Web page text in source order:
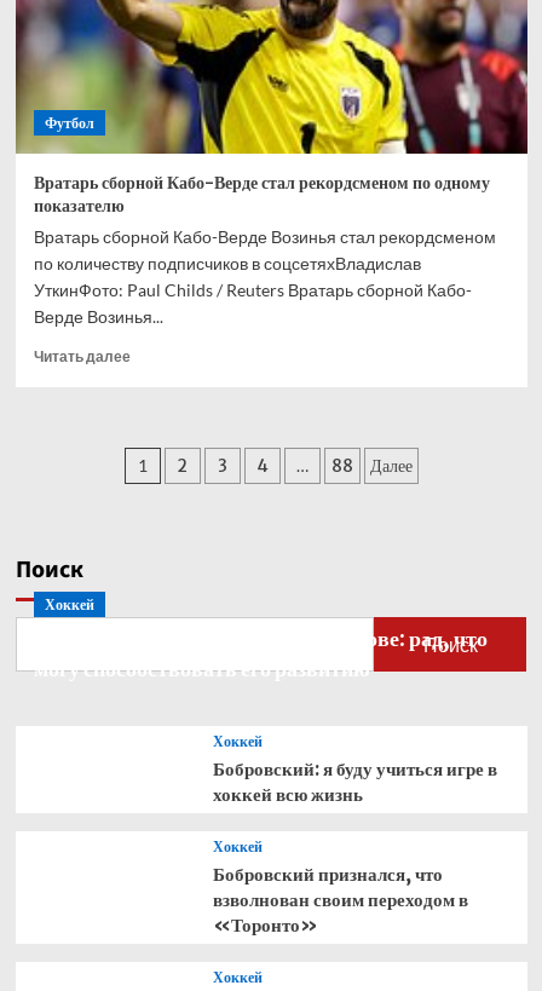
не
выиграет
РПЛ
Футбол
Вратарь сборной Кабо-Верде стал рекордсменом по одному
показателю
Вратарь сборной Кабо-Верде Возинья стал рекордсменом
по количеству подписчиков в соцсетяхВладислав
УткинФото: Paul Childs / Reuters Вратарь сборной Кабо-
Верде Возинья...
Читать далееПрочитать
сборной
Кабо-
Пагинация
1 2 3 4 … 88 Далее
Поиск
Поиск
Хоккей
Бобровский — о голкипере Ахтямове: рад, что
могу способствовать его развитию
Хоккей
Бобровский: я буду учиться игре в
хоккей всю жизнь
Хоккей
Бобровский признался, что
взволнован своим переходом в
«Торонто»
Хоккей